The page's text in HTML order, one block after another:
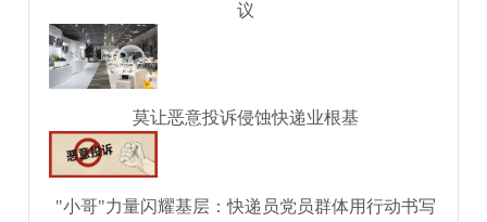
议
莫让恶意投诉侵蚀快递业根基
"小哥"力量闪耀基层：快递员党员群体用行动书写